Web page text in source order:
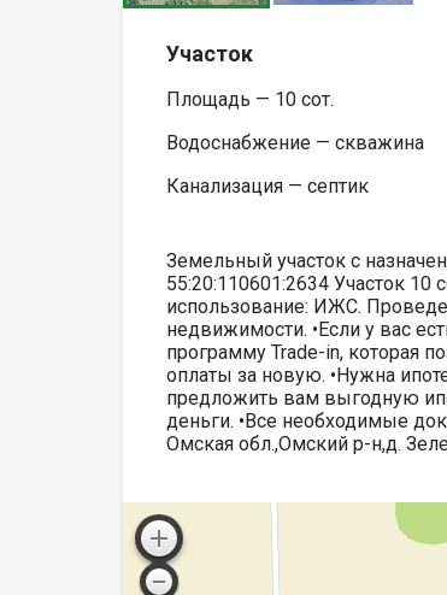
Участок
Площадь — 10 сот.
Водоснабжение — скважина
Канализация — септик
Земельный участок с
55:20:110601:2634 Участок
использование: ИЖС.
недвижимости. •Если у вас
программу Trade-in, которая
оплаты за новую. •Нужна
предложить вам выгодную
деньги. •Все необходимые
Омская обл.,Омский р-н,д.